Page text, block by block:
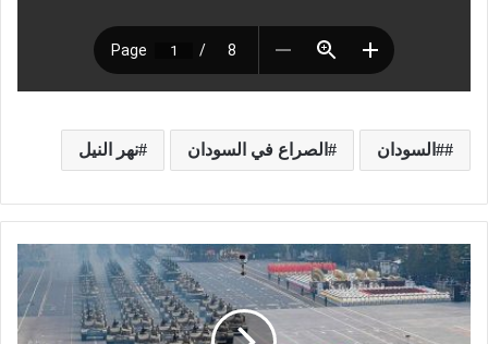
#السودان الصراع في السودان نهر النيل
ه
ل